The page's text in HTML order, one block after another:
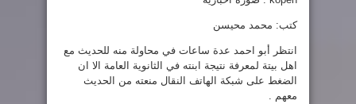
كتب: محمد محيسن
انتظر أبو احمد عدة ساعات في محاولة منه للحديث مع
اهل بيتة لمعرفة نتيجة ابنته في الثانوية العامة الا ان
الضغط على شبكة الهاتف النقال منعته من الحديث
معهم .